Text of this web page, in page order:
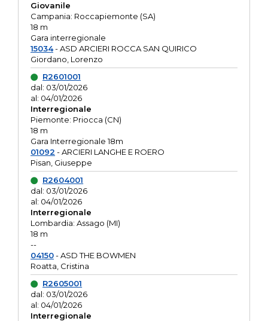
Giovanile
Campania: Roccapiemonte (SA)
18 m
Gara interregionale
15034- ASD ARCIERI ROCCA SAN QUIRICO
Giordano, Lorenzo
R2601001
dal: 03/01/2026
al: 04/01/2026
Interregionale
Piemonte: Priocca (CN)
18 m
Gara Interregionale 18m
01092 - ARCIERI LANGHE E ROERO
Pisan, Giuseppe
R2604001
dal: 03/01/2026
al: 04/01/2026
Interregionale
Lombardia: Assago (MI)
18 m
--
04150- ASD THE BOWMEN
Roatta, Cristina
R2605001
dal: 03/01/2026
al: 04/01/2026
Interregionale